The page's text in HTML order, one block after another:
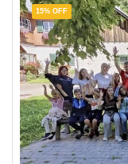
15% OFF